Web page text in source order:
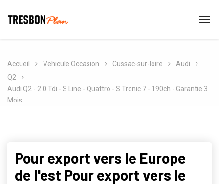
Accueil Vehicule Occasion Cussac-sur-loire
Audi
Q2
Audi Q2 - 2.0 Tdi - S Line - Quattro - S Tronic 7 - 190ch - Garantie 3
Mois
Pour export vers le Europe
de l'est Pour export vers le